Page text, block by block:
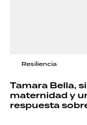
Resiliencia
Tamara Bella,
maternidad y
respuesta